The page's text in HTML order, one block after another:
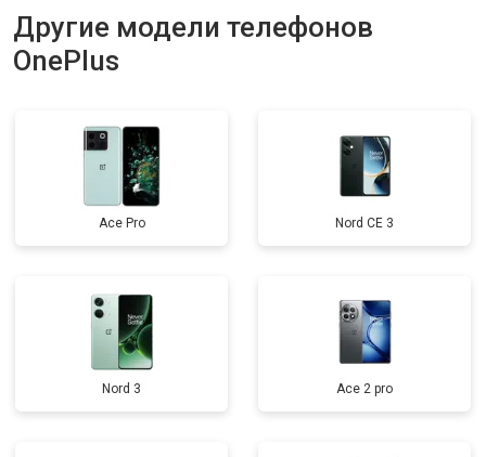
Другие модели телефонов
OnePlus
Ace Pro Nord CE 3
Nord 3 Ace 2 pro